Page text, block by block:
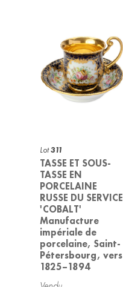
Lot311
TASSE ET SOUS-
TASSE EN
PORCELAINE
RUSSE DU SERVICE
'COBALT'
Manufacture
impériale de
porcelaine, Saint-
Pétersbourg, vers
1825–1894